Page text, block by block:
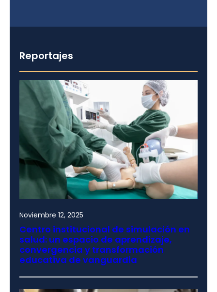
Reportajes
Noviembre 12, 2025
Centro institucional de simulación en
salud: un espacio de aprendizaje,
convergencia y transformación
educativa de vanguardia